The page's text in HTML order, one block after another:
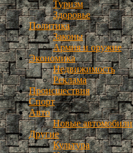
Туризм
Здоровье
Политика
Законы
Армия и оружие
Экономика
Недвижимость
Реклама
Происшествия
Спорт
Авто
Новые автомобили
Другие
Культура